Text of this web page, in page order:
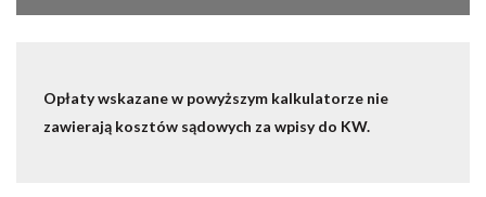
Opłaty wskazane w powyższym kalkulatorze nie
zawierają kosztów sądowych za wpisy do KW.